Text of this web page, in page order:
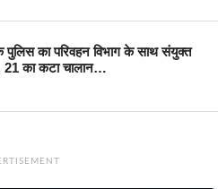
पुलिस का परिवहन विभाग के साथ संयुक्त
21 का कटा चालान…